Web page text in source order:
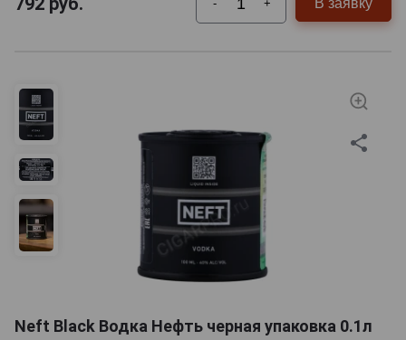
- + В заявку
Neft Black Водка Нефть черная упаковка 0.1л